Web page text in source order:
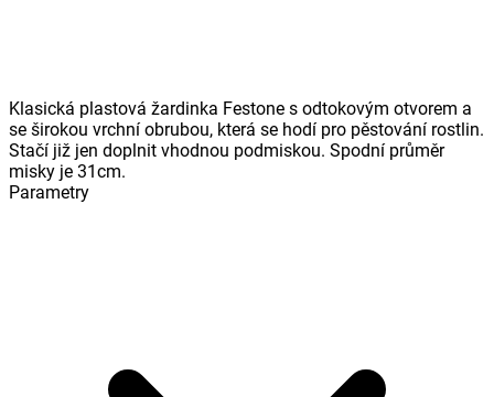
Klasická plastová žardinka Festone s odtokovým otvorem a
se širokou vrchní obrubou, která se hodí pro pěstování rostlin.
Stačí již jen doplnit vhodnou podmiskou. Spodní průměr
misky je 31cm.
Parametry